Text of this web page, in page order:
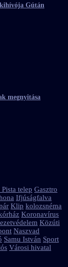
kihívója Gútán
megnyitása
telep Gasztro
Ifjúságfalva
Klip kolozsnéma
Koronavírus
Közúti
Naszvad
Samu István Sport
Városi hivatal